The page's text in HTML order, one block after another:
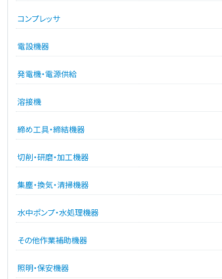
コンプレッサ
電設機器
発電機・電源供給
溶接機
締め工具・締結機器
切削・研磨・加工機器
集塵・換気・清掃機器
水中ポンプ・水処理機器
その他作業補助機器
照明・保安機器